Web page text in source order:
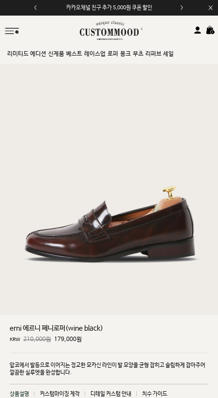
카카오채널 친구 추가 5,000원 쿠폰 할인
모바일 앱 자동 2,000원 할인
리미티드 에디션 신제품 베스트 레이스업 로퍼 몽크 부츠 리퍼브 세일
erni 에르니 페니로퍼(wine black)
KRW 210,000원 179,000원
앞코에서 발등으로 이어지는 정교한 모카신 라인이 발 모양을 균형 잡히고 슬림하게 잡아주어
깔끔한실루엣을 완성합니다.
상품설명 커스텀마이징 제작 디테일 커스텀 안내 치수 가이드